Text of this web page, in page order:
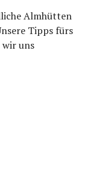
Almhütten
Tipps fürs
uns